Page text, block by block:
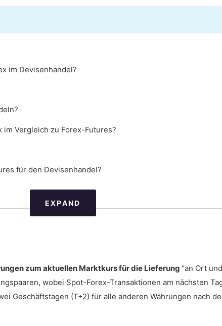
im Devisenhandel?
Vergleich zu Forex-Futures?
für den Devisenhandel?
Futures wählen?
zusammen mit Forex-Brokern verwendet werden?
weniger volatil als der Spot-Forex-Handel?
EXPAND
zum aktuellen Marktkurs für die Lieferung “an Ort
wobei Spot-Forex-Transaktionen am nächsten
Geschäftstagen (T+2) für alle anderen Währungen nach